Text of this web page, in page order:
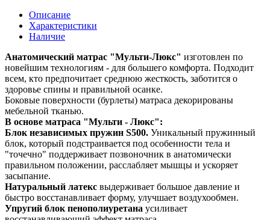
Описание
Характеристики
Наличие
Анатомический матрас "Мульти-Люкс" изготовлен по
новейшим технологиям - для большего комфорта. Подходит
всем, кто предпочитает среднюю жесткость, заботится о
здоровье спины и правильной осанке.
Боковые поверхности (бурлеты) матраса декорированы
мебельной тканью.
В основе матраса "Мульти - Люкс":
Блок независимых пружин S500. Уникальный пружинный
блок, который подстраивается под особенности тела и
"точечно" поддерживает позвоночник в анатомически
правильном положении, расслабляет мышцы и ускоряет
засыпание.
Натуральный латекс выдерживает большое давление и
быстро восстанавливает форму, улучшает воздухообмен.
Упругий блок пенополиуретана усиливает